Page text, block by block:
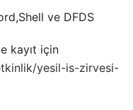
ve DFDS
kayıt için
yesil-is-zirvesi-